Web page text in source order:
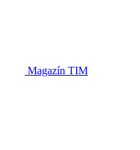
Magazín TIM